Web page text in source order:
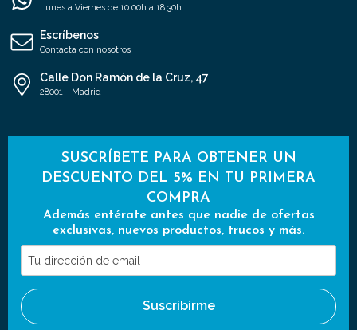
Lunes a Viernes de 10:00h a 18:30h
Escríbenos
Contacta con nosotros
Calle Don Ramón de la Cruz, 47
28001 - Madrid
SUSCRÍBETE PARA OBTENER UN
DESCUENTO DEL 5% EN TU PRIMERA
COMPRA
Además entérate antes que nadie de ofertas
exclusivas, nuevos productos, trucos y más.
Tu
dirección
de
email
Suscribirme